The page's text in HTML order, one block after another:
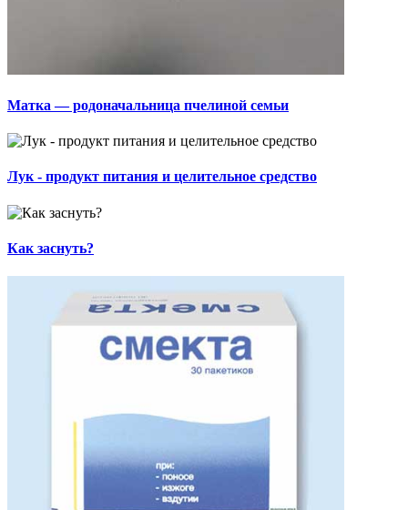
Матка — родоначальница пчелиной семьи
Лук - продукт питания и целительное средство
Как заснуть?